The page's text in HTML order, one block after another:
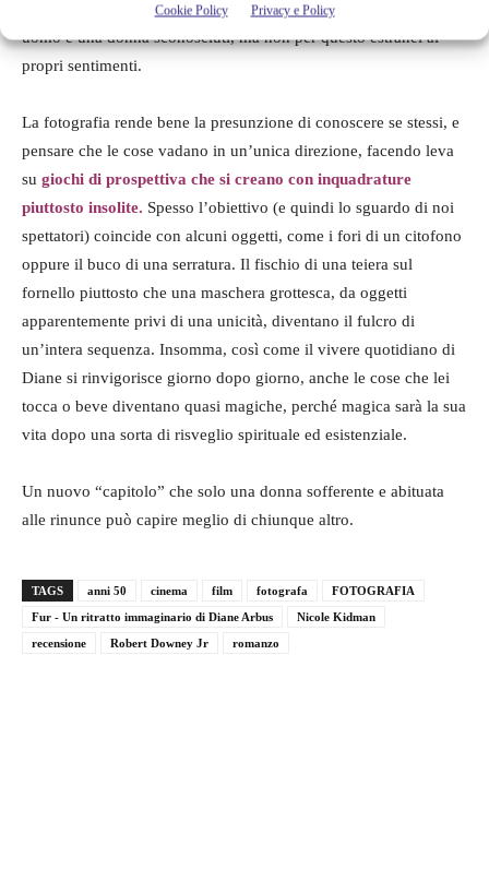
Cookie Policy Privacy e Policy
una donna all’interno di un matrimonio fino all’amicizia tra un
uomo e una donna sconosciuti, ma non per questo estranei ai
propri sentimenti.
La fotografia rende bene la presunzione di conoscere se stessi, e
pensare che le cose vadano in un’unica direzione, facendo leva
su giochi di prospettiva che si creano con inquadrature
piuttosto insolite. Spesso l’obiettivo (e quindi lo sguardo di noi
spettatori) coincide con alcuni oggetti, come i fori di un citofono
oppure il buco di una serratura. Il fischio di una teiera sul
fornello piuttosto che una maschera grottesca, da oggetti
apparentemente privi di una unicità, diventano il fulcro di
un’intera sequenza. Insomma, così come il vivere quotidiano di
Diane si rinvigorisce giorno dopo giorno, anche le cose che lei
tocca o beve diventano quasi magiche, perché magica sarà la sua
vita dopo una sorta di risveglio spirituale ed esistenziale.
Un nuovo “capitolo” che solo una donna sofferente e abituata
alle rinunce può capire meglio di chiunque altro.
TAGS anni 50 cinema film fotografa
FOTOGRAFIA
Fur - Un ritratto immaginario di Diane Arbus
Nicole Kidman
recensione
Robert Downey Jr romanzo